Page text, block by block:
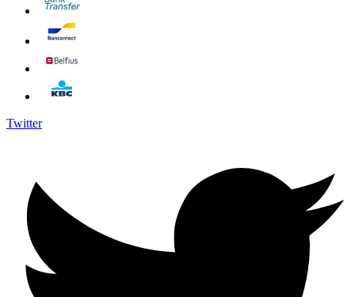
Twitter